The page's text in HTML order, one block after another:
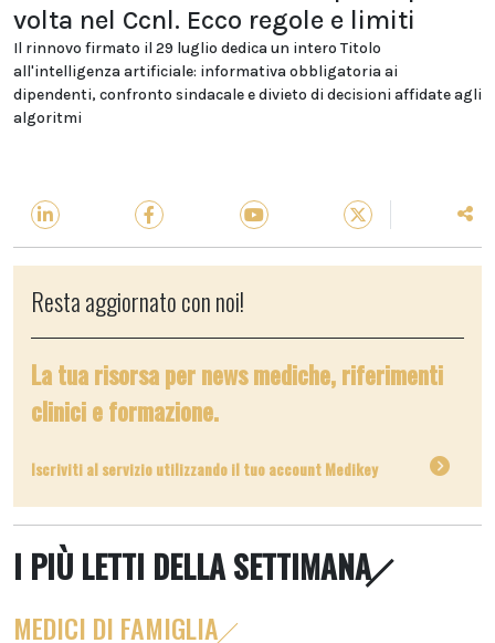
volta nel Ccnl. Ecco regole e limiti
Il rinnovo firmato il 29 luglio dedica un intero Titolo
all'intelligenza artificiale: informativa obbligatoria ai
dipendenti, confronto sindacale e divieto di decisioni affidate agli
algoritmi
Resta aggiornato con noi!
La tua risorsa per news mediche, riferimenti
clinici e formazione.
Iscriviti al servizio utilizzando il tuo account Medikey
I PIÙ LETTI DELLA SETTIMANA
MEDICI DI FAMIGLIA